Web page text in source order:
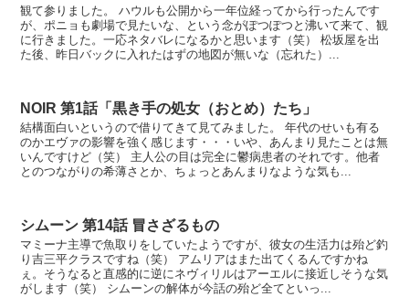
観て参りました。 ハウルも公開から一年位経ってから行ったんです
が、ポニョも劇場で見たいな、という念がぽつぽつと沸いて来て、観
に行きました。一応ネタバレになるかと思います（笑） 松坂屋を出
た後、昨日バックに入れたはずの地図が無いな（忘れた）...
NOIR 第1話「黒き手の処女（おとめ）たち」
結構面白いというので借りてきて見てみました。 年代のせいも有る
のかエヴァの影響を強く感じます・・・いや、あんまり見たことは無
いんですけど（笑） 主人公の目は完全に鬱病患者のそれです。他者
とのつながりの希薄さとか、ちょっとあんまりなような気も...
シムーン 第14話 冒さざるもの
マミーナ主導で魚取りをしていたようですが、彼女の生活力は殆ど釣
り吉三平クラスですね（笑） アムリアはまた出てくるんですかね
ぇ。そうなると直感的に逆にネヴィリルはアーエルに接近しそうな気
がします（笑） シムーンの解体が今話の殆ど全てといっ...